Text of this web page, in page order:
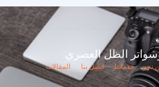
الظل العصري
نحن خدماتنا اتصل بنا المقالات